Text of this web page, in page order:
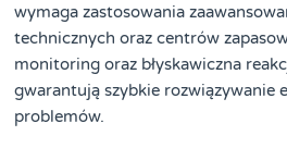
wymaga zastosowania
technicznych oraz centrów
monitoring oraz błyskawiczna
gwarantują szybkie rozwiązywanie
problemów.